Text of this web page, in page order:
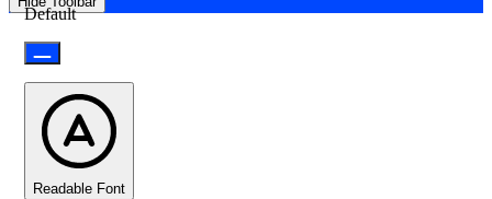
Default
Readable Font